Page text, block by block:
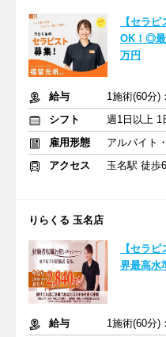
【セラ
OK！◎最
万円
給与
1施術(60分)
シフト
週1日以上 1
雇用形態
アルバイト
アクセス
玉名駅 徒歩
りらくる 玉名店
【セラ
界最高水
給与
1施術(60分)